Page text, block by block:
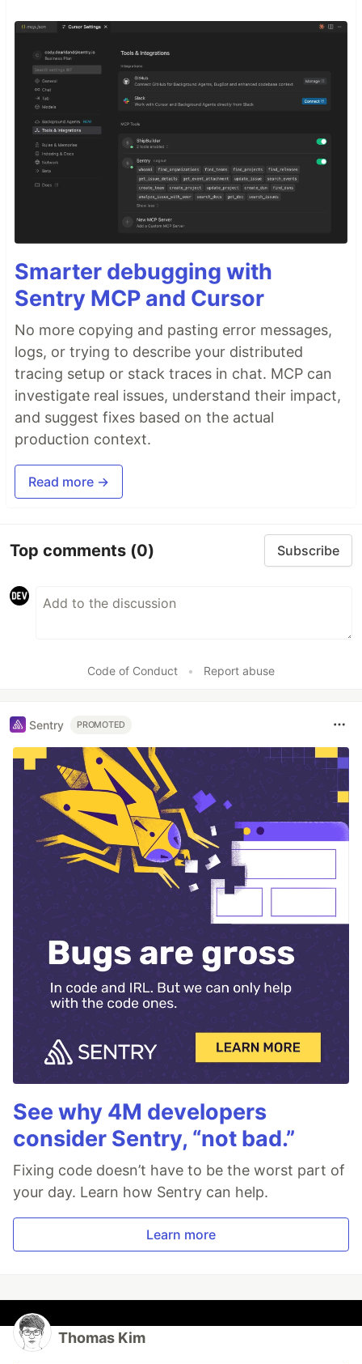
Smarter debugging with
Sentry MCP and Cursor
No more copying and pasting error messages,
logs, or trying to describe your distributed
tracing setup or stack traces in chat. MCP can
investigate real issues, understand their impact,
and suggest fixes based on the actual
production context.
Read more →
Top comments (0) Subscribe
Code of Conduct • Report abuse
Sentry PROMOTED
See why 4M developers
consider Sentry, “not bad.”
Fixing code doesn’t have to be the worst part of
your day. Learn how Sentry can help.
Learn more
Thomas Kim